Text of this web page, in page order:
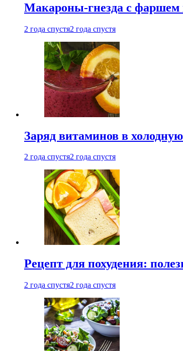
Макароны-гнезда с фаршем
2 года спустя2 года спустя
Заряд витаминов в
2 года спустя2 года спустя
Рецепт для похудения:
2 года спустя2 года спустя